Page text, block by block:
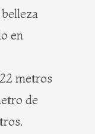
en
metros
de